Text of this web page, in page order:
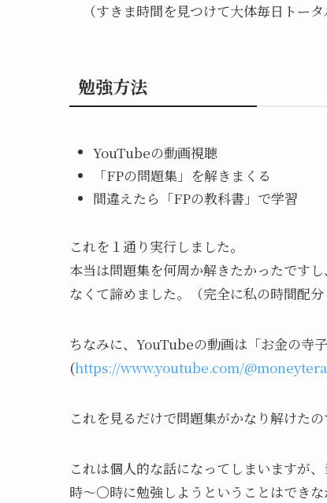
（すきま時間を見つけて大体毎日トータ
勉強方法
YouTubeの動画視聴
「FPの問題集」を解きまくる
間違えたら「FPの教科書」で学習
これを１通り実行しました。
本当は問題集を何周か解きたかったです
なくて諦めました。（完全に私の時間配分
ちなみに、YouTubeの動画は「お金の寺
(https://www.youtube.com/
これを見るだけで問題集がかなり解けたの
これは個人的な話になってしまいますが
時～〇時に勉強しようということはでき